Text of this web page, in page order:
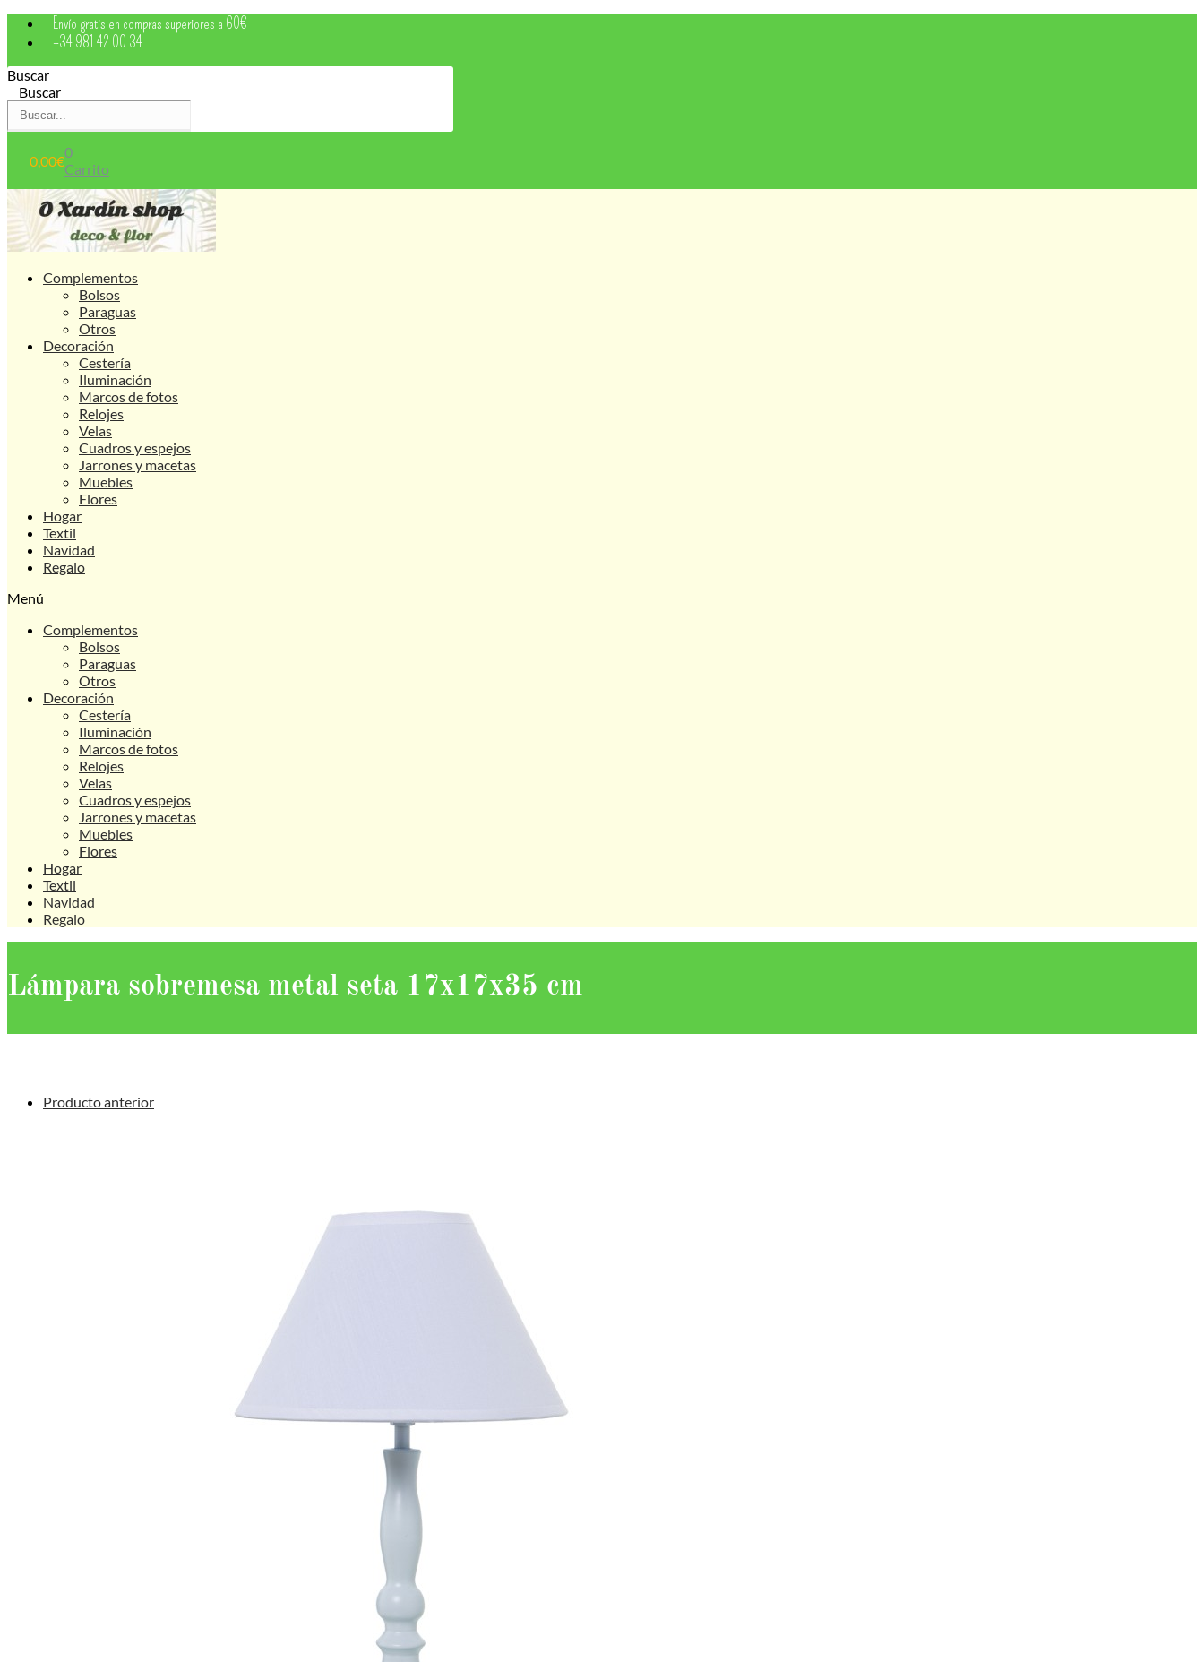
Saltar
Envío gratis en compras superiores a 60€
+34 981 42 00 34
Buscar
Buscar
0,00€0
Carrito
Complementos
Bolsos
Paraguas
Otros
Decoración
Cestería
Iluminación
Marcos de fotos
Relojes
Velas
Cuadros y espejos
Jarrones y macetas
Muebles
Flores
Hogar
Textil
Navidad
Regalo
Menú
Complementos
Bolsos
Paraguas
Otros
Decoración
Cestería
Iluminación
Marcos de fotos
Relojes
Velas
Cuadros y espejos
Jarrones y macetas
Muebles
Flores
Hogar
Textil
Navidad
Regalo
Lámpara sobremesa metal seta 17x17x35 cm
Producto anterior